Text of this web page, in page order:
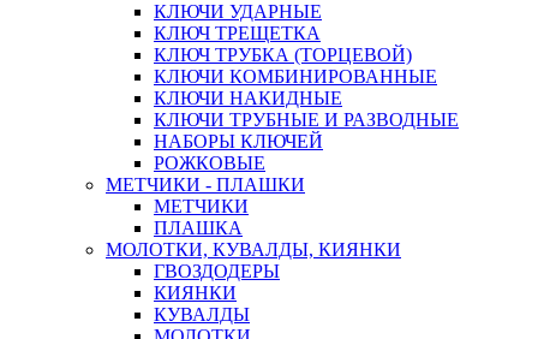
КЛЮЧИ УДАРНЫЕ
КЛЮЧ ТРЕЩЕТКА
КЛЮЧ ТРУБКА (ТОРЦЕВОЙ)
КЛЮЧИ КОМБИНИРОВАННЫЕ
КЛЮЧИ НАКИДНЫЕ
КЛЮЧИ ТРУБНЫЕ И РАЗВОДНЫЕ
НАБОРЫ КЛЮЧЕЙ
РОЖКОВЫЕ
МЕТЧИКИ - ПЛАШКИ
МЕТЧИКИ
ПЛАШКА
МОЛОТКИ, КУВАЛДЫ, КИЯНКИ
ГВОЗДОДЕРЫ
КИЯНКИ
КУВАЛДЫ